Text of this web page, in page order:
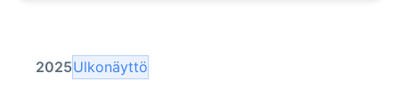
2025Ulkonäyttö